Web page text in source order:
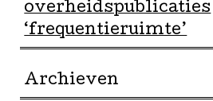
overheidspublicaties
‘frequentieruimte’
Archieven